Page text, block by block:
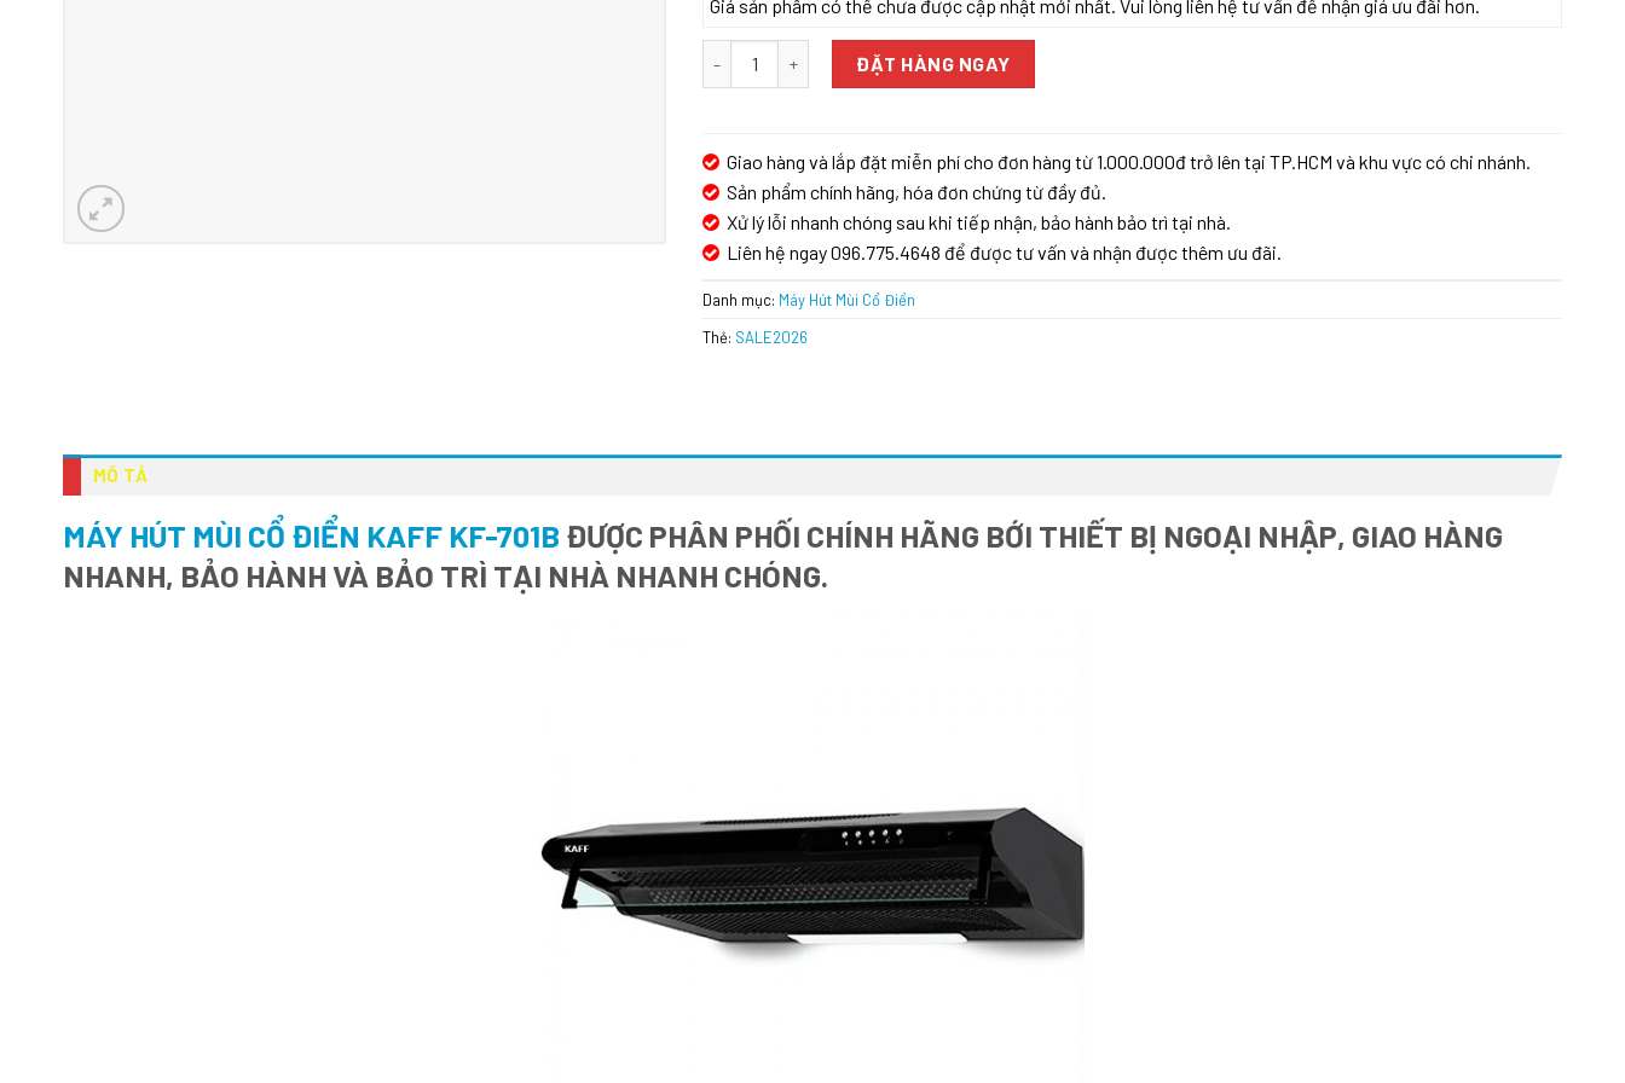
Giá sản phẩm có thể chưa được cập nhật mới nhất. Vui lòng liên hệ tư vấn để nhận giá ưu đãi hơn.
Máy Hút Mùi Cổ Điển KAFF KF-701B số lượng
ĐẶT HÀNG NGAY
Giao hàng và lắp đặt miễn phí cho đơn hàng từ 1.000.000đ trở lên tại TP.HCM và khu vực có chi nhánh.
Sản phẩm chính hãng, hóa đơn chứng từ đầy đủ.
Xử lý lỗi nhanh chóng sau khi tiếp nhận, bảo hành bảo trì tại nhà.
Liên hệ ngay 096.775.4648 để được tư vấn và nhận được thêm ưu đãi.
Danh mục: Máy Hút Mùi Cổ Điển
Thẻ: SALE2026
MÔ TẢ
MÁY HÚT MÙI CỔ ĐIỂN KAFF KF-701B ĐƯỢC PHÂN PHỐI CHÍNH HÃNG BỚI THIẾT BỊ NGOẠI NHẬP, GIAO HÀNG
NHANH, BẢO HÀNH VÀ BẢO TRÌ TẠI NHÀ NHANH CHÓNG.